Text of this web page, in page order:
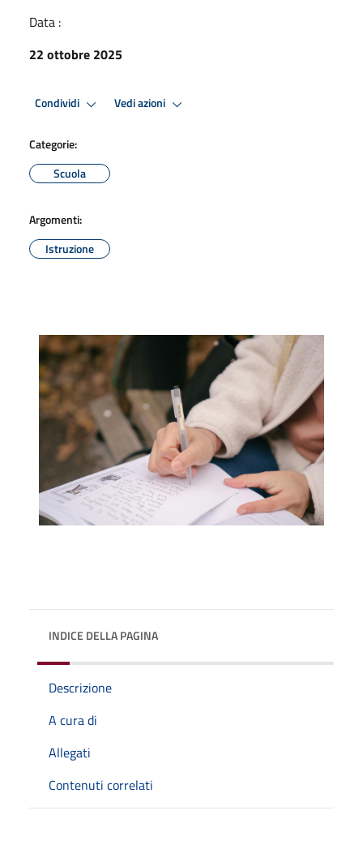
Data :
22 ottobre 2025
Condividi Vedi azioni
Categorie:
Scuola
Argomenti:
Istruzione
INDICE DELLA PAGINA
Descrizione
A cura di
Allegati
Contenuti correlati